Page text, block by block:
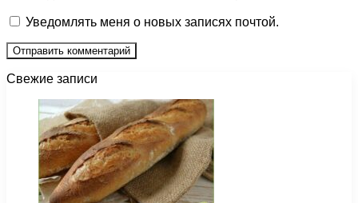
Уведомлять меня о новых записях почтой.
Свежие записи